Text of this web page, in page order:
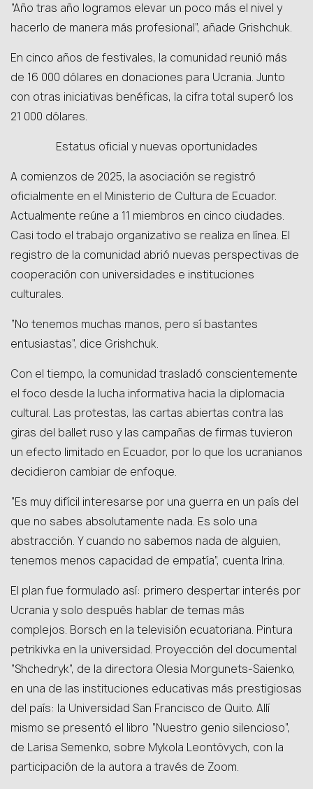
“Año tras año logramos elevar un poco más el nivel y
hacerlo de manera más profesional”, añade Grishchuk.
En cinco años de festivales, la comunidad reunió más
de 16 000 dólares en donaciones para Ucrania. Junto
con otras iniciativas benéficas, la cifra total superó los
21 000 dólares.
Estatus oficial y nuevas oportunidades
A comienzos de 2025, la asociación se registró
oficialmente en el Ministerio de Cultura de Ecuador.
Actualmente reúne a 11 miembros en cinco ciudades.
Casi todo el trabajo organizativo se realiza en línea. El
registro de la comunidad abrió nuevas perspectivas de
cooperación con universidades e instituciones
culturales.
“No tenemos muchas manos, pero sí bastantes
entusiastas”, dice Grishchuk.
Con el tiempo, la comunidad trasladó conscientemente
el foco desde la lucha informativa hacia la diplomacia
cultural. Las protestas, las cartas abiertas contra las
giras del ballet ruso y las campañas de firmas tuvieron
un efecto limitado en Ecuador, por lo que los ucranianos
decidieron cambiar de enfoque.
“Es muy difícil interesarse por una guerra en un país del
que no sabes absolutamente nada. Es solo una
abstracción. Y cuando no sabemos nada de alguien,
tenemos menos capacidad de empatía”, cuenta Irina.
El plan fue formulado así: primero despertar interés por
Ucrania y solo después hablar de temas más
complejos. Borsch en la televisión ecuatoriana. Pintura
petrikivka en la universidad. Proyección del documental
“Shchedryk”, de la directora Olesia Morgunets-Saienko,
en una de las instituciones educativas más prestigiosas
del país: la Universidad San Francisco de Quito. Allí
mismo se presentó el libro “Nuestro genio silencioso”,
de Larisa Semenko, sobre Mykola Leontóvych, con la
participación de la autora a través de Zoom.